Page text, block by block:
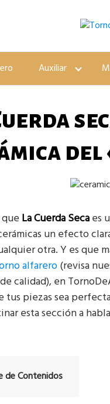
Auxiliar
La Cuerda Secaes
un efecto
otra. Y es que
alfarero(revisa
calidad), en
tus piezas sea
esta sección a
de Contenidos